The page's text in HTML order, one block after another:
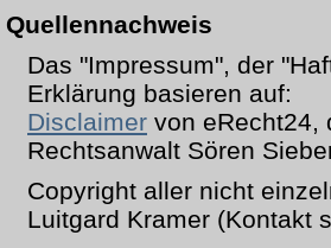
Quellennachweis
Das "Impressum", der
Erklärung basieren auf:
Disclaimer von eRecht24,
Rechtsanwalt Sören
Copyright aller nicht
Luitgard Kramer (Kontakt